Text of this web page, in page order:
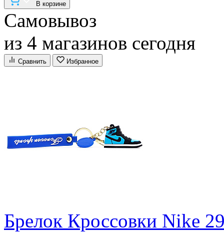
В корзине
Самовывоз
из 4 магазинов сегодня
Сравнить Избранное
Брелок Кроссовки Nike